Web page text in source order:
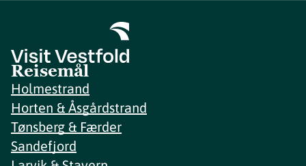
Reisemål
Holmestrand
Horten & Åsgårdstrand
Tønsberg & Færder
Sandefjord